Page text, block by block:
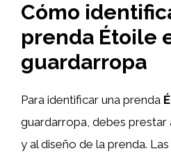
Cómo
prenda Étoile
guardarropa
Para identificar una prenda
guardarropa, debes prestar
y al diseño de la prenda.